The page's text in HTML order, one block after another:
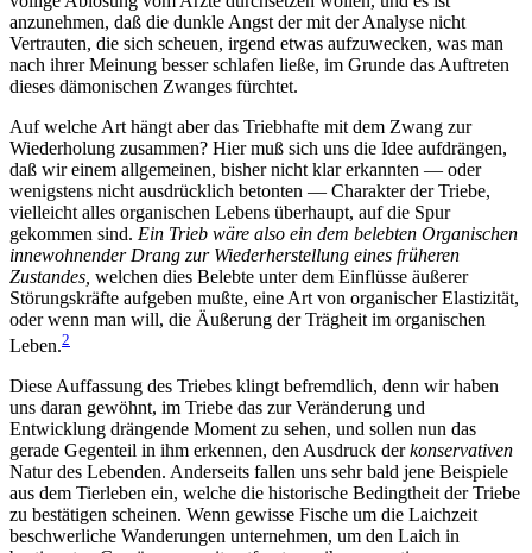
anzunehmen, daß die dunkle Angst der mit der Analyse nicht
Vertrauten, die sich scheuen, irgend etwas aufzuwecken, was man
nach ihrer Meinung besser schlafen ließe, im Grunde das Auftreten
dieses dämonischen Zwanges fürchtet.
Auf welche Art hängt aber das Triebhafte mit dem Zwang zur
Wiederholung zusammen? Hier muß sich uns die Idee aufdrängen,
daß wir einem allgemeinen, bisher nicht klar erkannten — oder
wenigstens nicht ausdrücklich betonten — Charakter der Triebe,
vielleicht alles organischen Lebens überhaupt, auf die Spur
gekommen sind. Ein Trieb wäre also ein dem belebten Organischen
innewohnender Drang zur Wiederherstellung eines früheren
Zustandes, welchen dies Belebte unter dem Einflüsse äußerer
Störungskräfte aufgeben mußte, eine Art von organischer Elastizität,
oder wenn man will, die Äußerung der Trägheit im organischen
Leben.2
Diese Auffassung des Triebes klingt befremdlich, denn wir haben
uns daran gewöhnt, im Triebe das zur Veränderung und
Entwicklung drängende Moment zu sehen, und sollen nun das
gerade Gegenteil in ihm erkennen, den Ausdruck derkonservativen
Natur des Lebenden. Anderseits fallen uns sehr bald jene Beispiele
aus dem Tierleben ein, welche die historische Bedingtheit der Triebe
zu bestätigen scheinen. Wenn gewisse Fische um die Laichzeit
beschwerliche Wanderungen unternehmen, um den Laich in